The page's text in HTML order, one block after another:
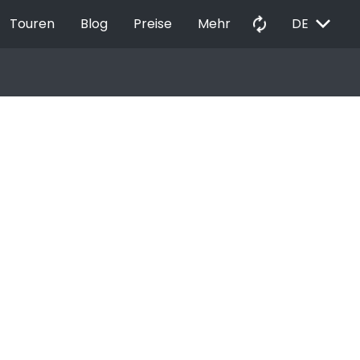
Touren Blog Preise Mehr autorenew DE EXPAND_MORE